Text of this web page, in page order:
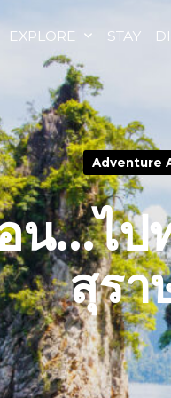
EXPLORE STAY
Adventure
น…ไป
สุรา